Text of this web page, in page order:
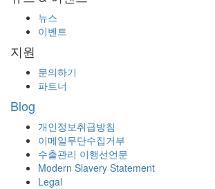
뉴스
이벤트
지원
문의하기
파트너
Blog
개인정보취급방침
이메일무단수집거부
수출관리 이행선언문
Modern Slavery Statement
Legal